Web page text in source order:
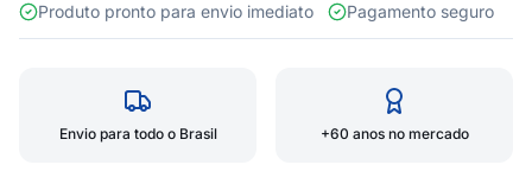
Produto pronto para envio imediato
Pagamento seguro
Envio para todo o Brasil +60 anos no mercado